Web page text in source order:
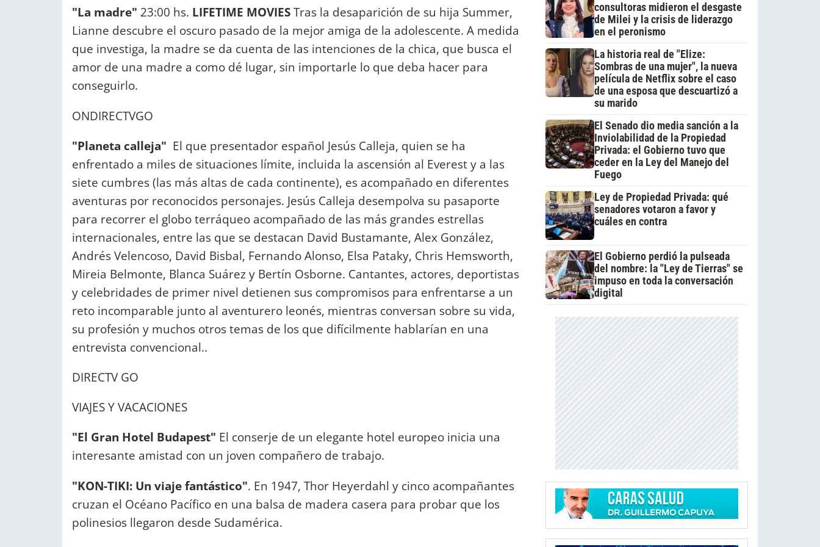
"La madre" 23:00 hs. LIFETIME MOVIESTras la desaparición de su hija Summer,
Lianne descubre el oscuro pasado de la mejor amiga de la adolescente. A medida
que investiga, la madre se da cuenta de las intenciones de la chica, que busca el
amor de una madre a como dé lugar, sin importarle lo que deba hacer para
conseguirlo.
ONDIRECTVGO
"Planeta calleja" El que presentador español Jesús Calleja, quien se ha
enfrentado a miles de situaciones límite, incluida la ascensión al Everest y a las
siete cumbres (las más altas de cada continente), es acompañado en diferentes
aventuras por reconocidos personajes. Jesús Calleja desempolva su pasaporte
para recorrer el globo terráqueo acompañado de las más grandes estrellas
internacionales, entre las que se destacan David Bustamante, Alex González,
Andrés Velencoso, David Bisbal, Fernando Alonso, Elsa Pataky, Chris Hemsworth,
Mireia Belmonte, Blanca Suárez y Bertín Osborne. Cantantes, actores, deportistas
y celebridades de primer nivel detienen sus compromisos para enfrentarse a un
reto incomparable junto al aventurero leonés, mientras conversan sobre su vida,
su profesión y muchos otros temas de los que difícilmente hablarían en una
entrevista convencional..
DIRECTV GO
VIAJES Y VACACIONES
"El Gran Hotel Budapest" El conserje de un elegante hotel europeo inicia una
interesante amistad con un joven compañero de trabajo.
"KON-TIKI: Un viaje fantástico". En 1947, Thor Heyerdahl y cinco acompañantes
cruzan el Océano Pacífico en una balsa de madera casera para probar que los
polinesios llegaron desde Sudamérica.
consultoras midieron el desgaste
de Milei y la crisis de liderazgo
en el peronismo
La historia real de "Elize:
Sombras de una mujer", la nueva
película de Netflix sobre el caso
de una esposa que descuartizó a
su marido
El Senado dio media sanción a la
Inviolabilidad de la Propiedad
Privada: el Gobierno tuvo que
ceder en la Ley del Manejo del
Fuego
Ley de Propiedad Privada: qué
senadores votaron a favor y
cuáles en contra
El Gobierno perdió la pulseada
del nombre: la "Ley de Tierras" se
impuso en toda la conversación
digital